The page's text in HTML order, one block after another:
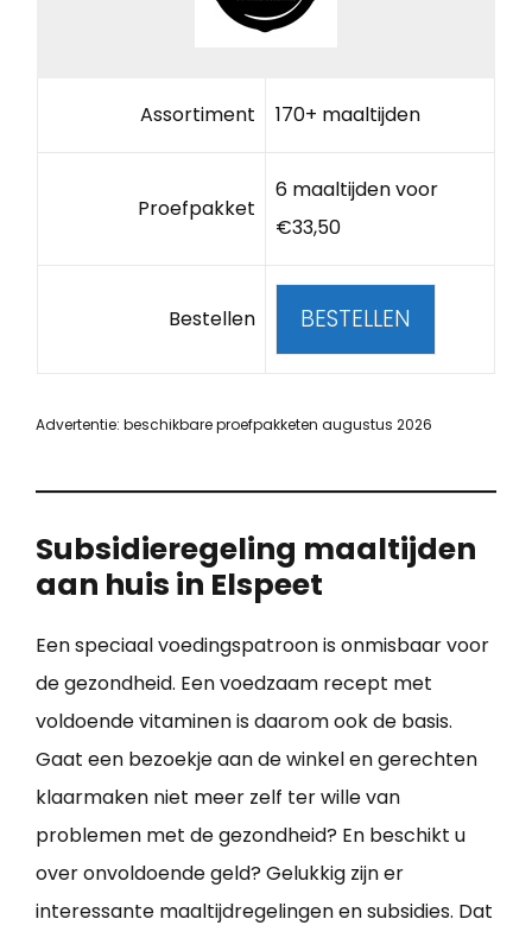
Assortiment 170+ maaltijden
Proefpakket
6 maaltijden voor
€33,50
Bestellen BESTELLEN
Advertentie: beschikbare proefpakketen augustus 2026
Subsidieregeling maaltijden
aan huis in Elspeet
Een speciaal voedingspatroon is onmisbaar voor
de gezondheid. Een voedzaam recept met
voldoende vitaminen is daarom ook de basis.
Gaat een bezoekje aan de winkel en gerechten
klaarmaken niet meer zelf ter wille van
problemen met de gezondheid? En beschikt u
over onvoldoende geld? Gelukkig zijn er
interessante maaltijdregelingen en subsidies. Dat